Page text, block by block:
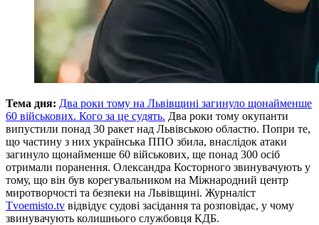
Тема дня: Два роки тому на Львівщині загинуло щонайменше
60 військових. Кого за це судять. Два роки тому окупанти
випустили понад 30 ракет над Львівською областю. Попри те,
що частину з них українська ППО збила, внаслідок атаки
загинуло щонайменше 60 військових, ще понад 300 осіб
отримали поранення. Олександра Косторного звинувачують у
тому, що він був корегувальником на Міжнародний центр
миротворчості та безпеки на Львівщині. Журналіст
Tvoemisto.tv відвідує судові засідання та розповідає, у чому
звинувачують колишнього службовця КДБ.